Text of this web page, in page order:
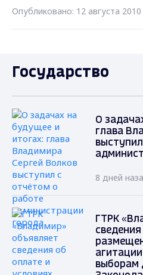
Опубликовано: 12 августа
Государство
О
глава
8 дней
ГТРК
выборам